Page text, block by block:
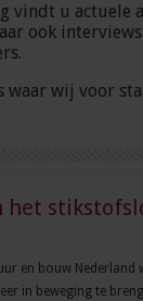
vindt u actuele
ook
waar wij voor
het
en bouw
in beweging te